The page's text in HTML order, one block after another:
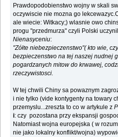
Prawdopodobienstwo wojny w skali
oczywiscie nie mozna go
ale wiecie: Witkacy;) wlasnie owo
progu "przedmurza" czyli Polski
Nienasyceniu:
"Zółte niebezpieczenstwo"( kto wie,
bezpieczenstwo na tej naszej nudnej
pogardzanych mitow do krwawej,
rzeczywistosci.
W tej chwili Chiny sa powaznym
i nie tylko (vide kontygenty na towary
przemyslu...zreszta to co w artykule z
i: czy pozostana przy ekspansji
Natomiast wojna europejska ( w
nie jako lokalny konflikt/wojna)